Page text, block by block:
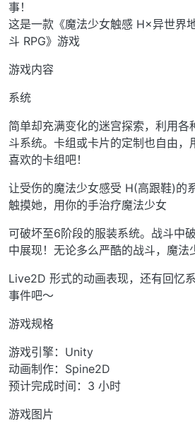
事！
这是一款《魔法少女触感 H×异世界
斗 RPG》游戏
游戏内容
系统
简单却充满变化的迷宫探索，利用各
斗系统。卡组或卡片的定制也自由，
喜欢的卡组吧！
让受伤的魔法少女感受 H(高跟鞋)的
触摸她，用你的手治疗魔法少女
可破坏至6阶段的服装系统。战斗中
中展现！无论多么严酷的战斗，魔法
Live2D 形式的动画表现，还有回忆
事件吧～
游戏规格
游戏引擎：Unity
动画制作：Spine2D
预计完成时间：3 小时
游戏图片